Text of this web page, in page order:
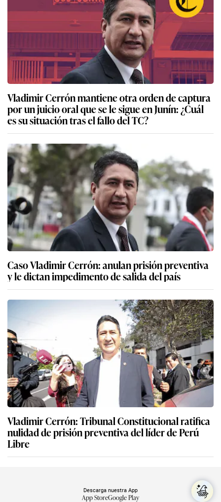
Vladimir Cerrón mantiene otra orden de captura
por un juicio oral que se le sigue en Junín: ¿Cuál
es su situación tras el fallo del TC?
Caso Vladimir Cerrón: anulan prisión preventiva
y le dictan impedimento de salida del país
Vladimir Cerrón: Tribunal Constitucional ratifica
nulidad de prisión preventiva del líder de Perú
Libre
Descarga nuestra App
App StoreGoogle Play